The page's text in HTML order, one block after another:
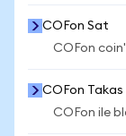
COFon Sat
COFon
COFon Takas
COFon ile